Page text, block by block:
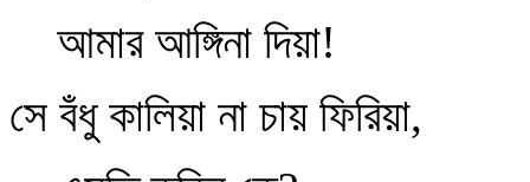
আমার আঙ্গিনা দিয়া!
সে বঁধু কালিয়া না চায় ফিরিয়া,